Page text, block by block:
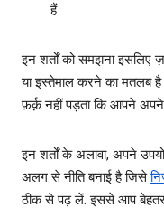
हैं
इन शर्तों को समझना इसलिए
या इस्तेमाल करने का मतलब
फ़र्क़ नहीं पड़ता कि आपने
इन शर्तों के अलावा, अपने
अलग से नीति बनाई है जिसे
ठीक से पढ़ लें. इससे आप